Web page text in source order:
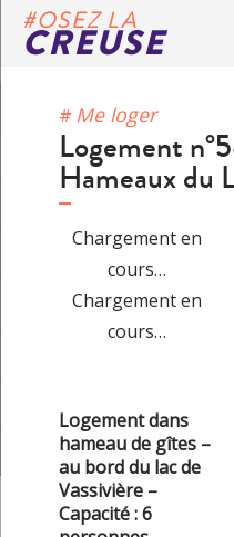
#OSEZ LA
CREUSE
Me loger
Logement
Hameaux du
Chargement en
cours…
Chargement en
cours…
Logement dans
hameau de gîtes –
au bord du lac de
Vassivière –
Capacité : 6